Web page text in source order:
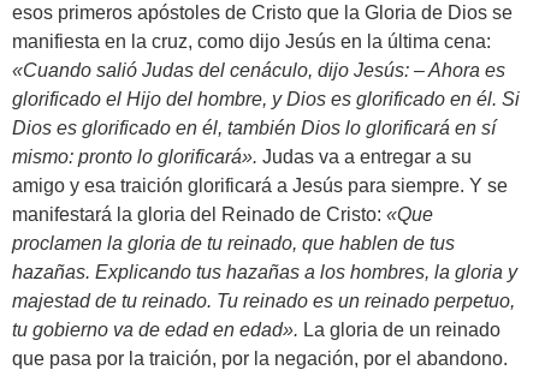
esos primeros apóstoles de Cristo que la Gloria de Dios se
manifiesta en la cruz, como dijo Jesús en la última cena:
«Cuando salió Judas del cenáculo, dijo Jesús: – Ahora es
glorificado el Hijo del hombre, y Dios es glorificado en él. Si
Dios es glorificado en él, también Dios lo glorificará en sí
mismo: pronto lo glorificará». Judas va a entregar a su
amigo y esa traición glorificará a Jesús para siempre. Y se
manifestará la gloria del Reinado de Cristo: «Que
proclamen la gloria de tu reinado, que hablen de tus
hazañas. Explicando tus hazañas a los hombres, la gloria y
majestad de tu reinado. Tu reinado es un reinado perpetuo,
tu gobierno va de edad en edad». La gloria de un reinado
que pasa por la traición, por la negación, por el abandono.